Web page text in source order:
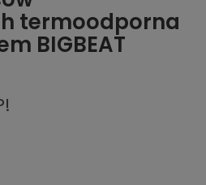
termoodporna
BIGBEAT